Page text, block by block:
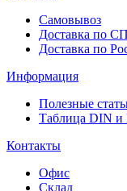
Самовывоз
Доставка по
Доставка по
Информация
Полезные
Таблица DIN
Контакты
Офис
Склад